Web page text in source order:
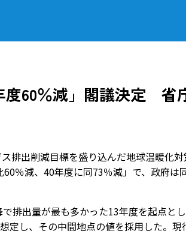
60％減」閣議決定 省
排出削減目標を盛り込んだ地球温暖化
％減、40年度に同73％減」で、政府
排出量が最も多かった13年度を起点と
定し、その中間地点の値を採用した。現